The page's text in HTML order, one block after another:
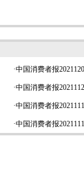
·中国消费者报
·中国消费者报
·中国消费者报
·中国消费者报